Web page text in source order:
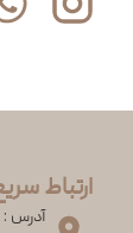
ارتباط